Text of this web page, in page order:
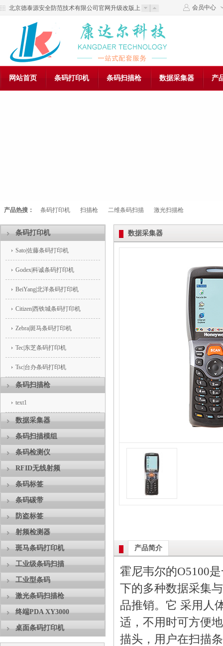
北京德泰源安全防范技术有限公司官网升级改版上
欢迎来到北京德泰源安全防范技术有限公司官网！
会员中心
网站首页 条码打印机 条码扫描枪 数据采集器 产
产品热搜： 条码打印机 扫描枪 二维条码扫描 激光扫描枪
条码打印机
Sato|佐藤条码打印机
Godex|科诚条码打印机
BeiYang|北洋条码打印机
Citizen|西铁城条码打印机
Zebra|斑马条码打印机
Tec|东芝条码打印机
Tsc|台办条码打印机
条码扫描枪
text1
数据采集器
条码扫描模组
条码检测仪
RFID无线射频
条码标签
条码碳带
防盗标签
射频检测器
斑马条码打印机
工业级条码扫描
工业型条码
激光条码扫描枪
终端PDA XY3000
桌面条码打印机
数据采集器
产品简介
霍尼韦尔的O5100
下的多种数据采集
品推销。它 采用人
适，不用时可方便
描头，用户在扫描